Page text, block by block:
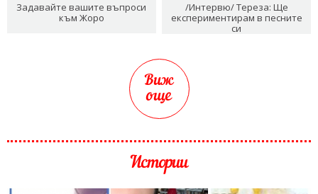
Задавайте вашите въпроси
към Жоро
/Интервю/ Тереза: Ще
експериментирам в песните
си
Виж
още
Истории